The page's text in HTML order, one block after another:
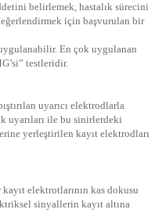
belirlemek, hastalık sürecini
için başvurulan bir
En çok uygulanan
testleridir.
uyarıcı elektrodlarla
uyarıları ile bu sinirlerdeki
yerleştirilen kayıt elektrodları
elektrotlarının kas dokusu
sinyallerin kayıt altına